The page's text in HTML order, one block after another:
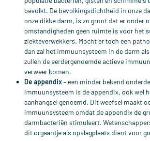
bevolkt. De bevolkingsdichtheid in onze
onze dikke darm, is zo groot dat er onder
omstandigheden geen ruimte is voor het
ziekteverwekkers. Mocht er toch een
dan zal het immuunsysteem in de darm
zullen de eerdergenoemde actieve
verweer komen.
De appendix– een minder bekend
immuunsysteem is de appendix, ook wel
aanhangsel genoemd. Dit weefsel maakt
immuunsysteem omdat de appendix de
darmbacteriën stimuleert.
dit orgaantje als opslagplaats dient voor